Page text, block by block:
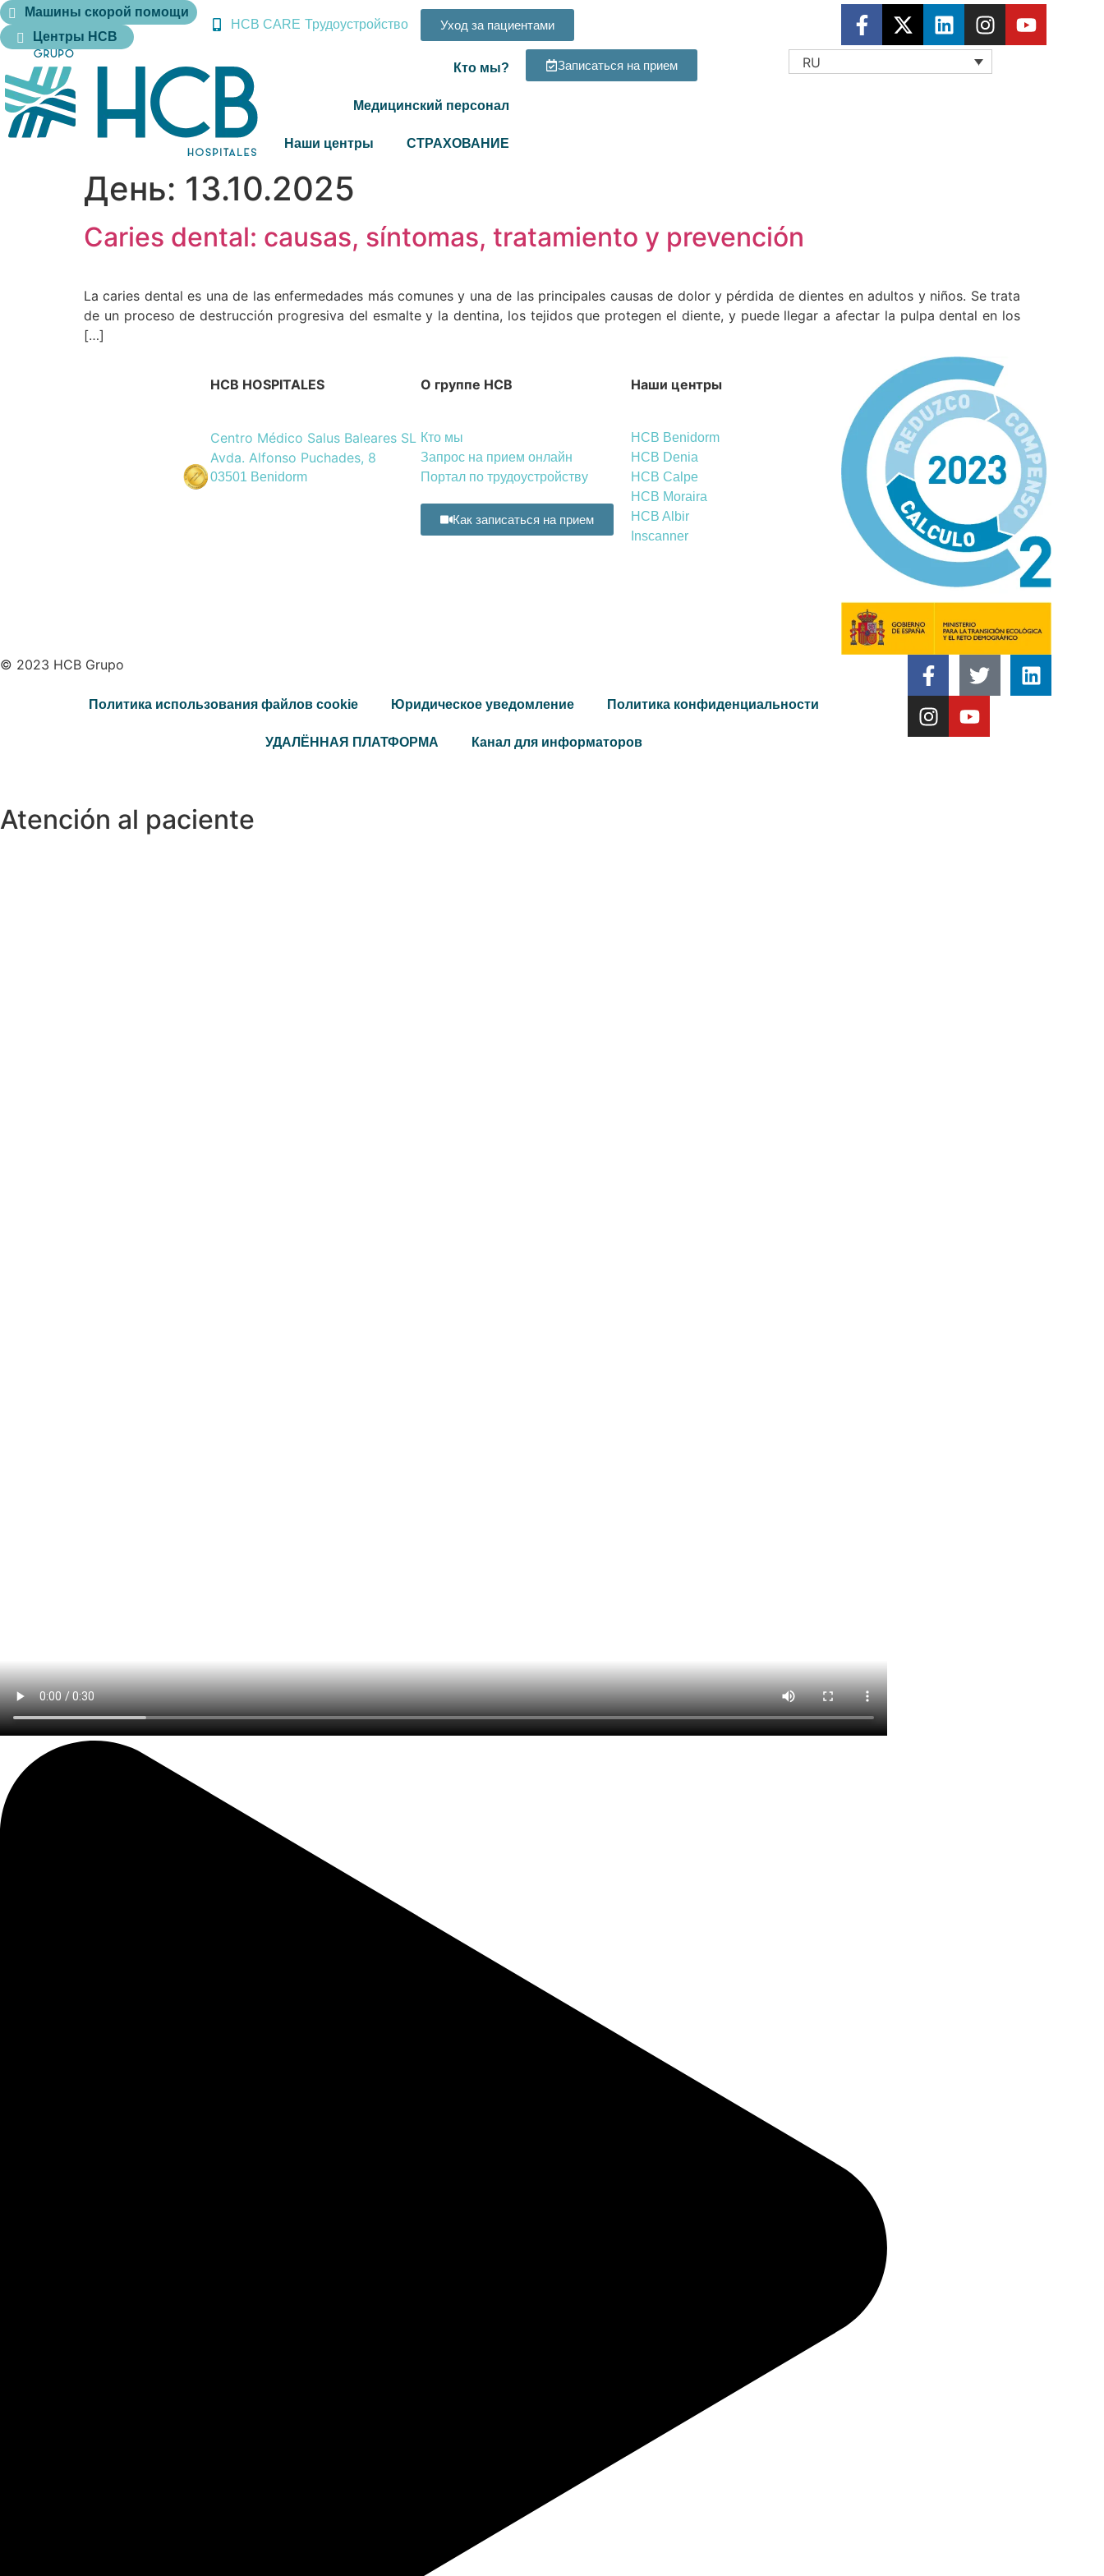
Машины скорой помощи
Центры HCB
HCB CARE Трудоустройство Уход за пациентами
Кто мы?
Медицинский персонал
Наши центры СТРАХОВАНИЕ
Записаться на прием RU
День: 13.10.2025
Caries dental: causas, síntomas, tratamiento y prevención
La caries dental es una de las enfermedades más comunes y una de las principales causas de dolor y pérdida de dientes en adultos y niños. Se trata
de un proceso de destrucción progresiva del esmalte y la dentina, los tejidos que protegen el diente, y puede llegar a afectar la pulpa dental en los
[…]
HCB HOSPITALES
Centro Médico Salus Baleares SL
Avda. Alfonso Puchades, 8
03501 Benidorm
О группе HCB
Кто мы
Запрос на прием онлайн
Портал по трудоустройству
Как записаться на прием
Наши центры
HCB Benidorm
HCB Denia
HCB Calpe
HCB Moraira
HCB Albir
Inscanner
© 2023 HCB Grupo
Политика использования файлов cookie Юридическое уведомление Политика конфиденциальности
УДАЛЁННАЯ ПЛАТФОРМА Канал для информаторов
Atención al paciente